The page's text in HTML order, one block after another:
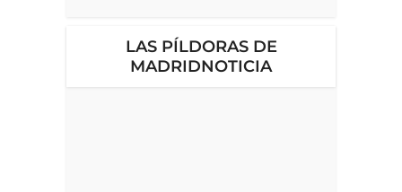
LAS PÍLDORAS DE
MADRIDNOTICIA